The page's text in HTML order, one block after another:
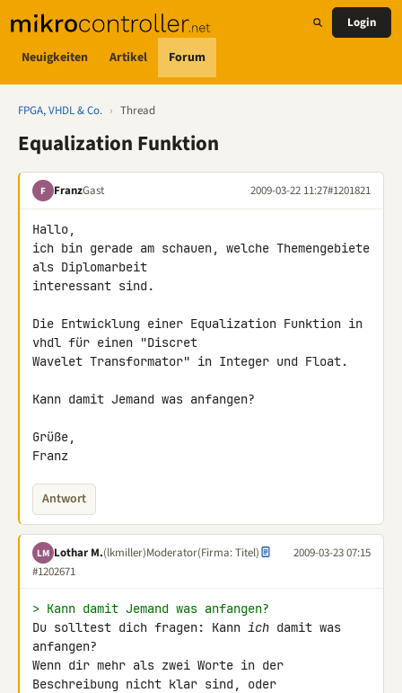
Neuigkeiten Artikel Forum
Login
FPGA, VHDL & Co. › Thread
Equalization Funktion
F FranzGast 2009-03-22 11:27#1201821
Hallo,
ich bin gerade am schauen, welche Themengebiete
als Diplomarbeit
interessant sind.
Die Entwicklung einer Equalization Funktion in
vhdl für einen "Discret
Wavelet Transformator" in Integer und Float.
Kann damit Jemand was anfangen?
Grüße,
Franz
Antwort
LM Lothar M.(lkmiller)Moderator(Firma: Titel)
2009-03-23 07:15
#1202671
> Kann damit Jemand was anfangen?
Du solltest dich fragen: Kann ich damit was
anfangen?
Wenn dir mehr als zwei Worte in der
Beschreibung nicht klar sind, oder